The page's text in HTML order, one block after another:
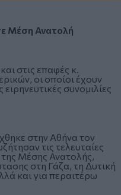
Μέση Ανατολή
στις επαφές κ.
οι οποίοι έχουν
ειρηνευτικές συνομιλίες
στην Αθήνα τον
τις τελευταίες
της Μέσης Ανατολής,
στη Γάζα, τη Δυτική
και για περαιτέρω